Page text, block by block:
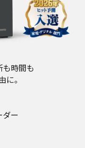
時間も
。
ダー